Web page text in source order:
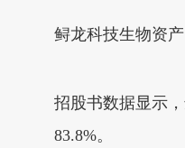
鲟龙科技生物资
招股书数据显示
83.8%。